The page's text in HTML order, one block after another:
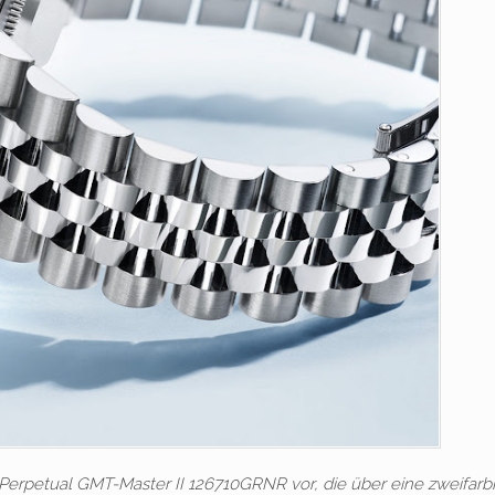
GMT-Master II 126710GRNR vor, die über eine